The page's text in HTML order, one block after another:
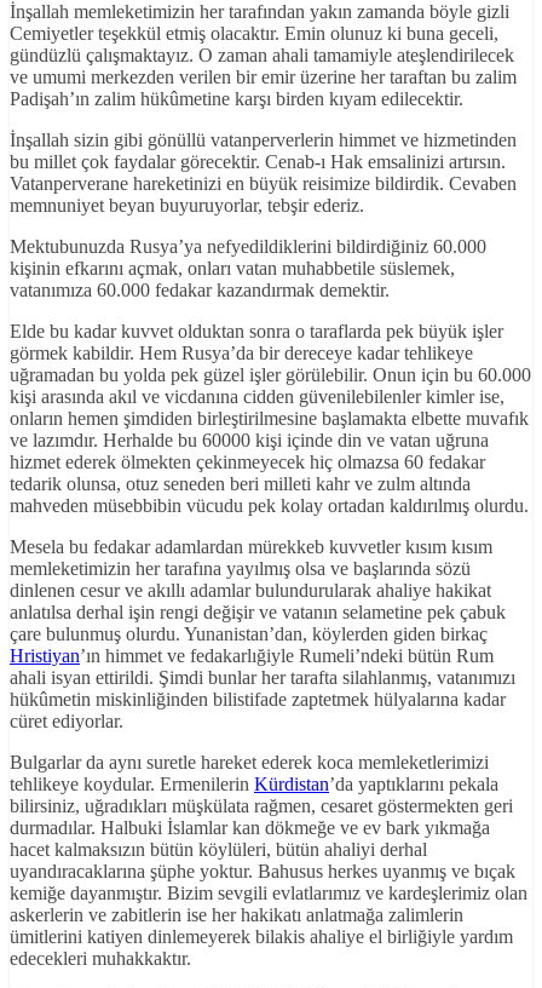
İnşallah memleketimizin her tarafından yakın zamanda böyle gizli
Cemiyetler teşekkül etmiş olacaktır. Emin olunuz ki buna geceli,
gündüzlü çalışmaktayız. O zaman ahali tamamiyle ateşlendirilecek
ve umumi merkezden verilen bir emir üzerine her taraftan bu zalim
Padişah’ın zalim hükûmetine karşı birden kıyam edilecektir.
İnşallah sizin gibi gönüllü vatanperverlerin himmet ve hizmetinden
bu millet çok faydalar görecektir. Cenab-ı Hak emsalinizi artırsın.
Vatanperverane hareketinizi en büyük reisimize bildirdik. Cevaben
memnuniyet beyan buyuruyorlar, tebşir ederiz.
Mektubunuzda Rusya’ya nefyedildiklerini bildirdiğiniz 60.000
kişinin efkarını açmak, onları vatan muhabbetile süslemek,
vatanımıza 60.000 fedakar kazandırmak demektir.
Elde bu kadar kuvvet olduktan sonra o taraflarda pek büyük işler
görmek kabildir. Hem Rusya’da bir dereceye kadar tehlikeye
uğramadan bu yolda pek güzel işler görülebilir. Onun için bu 60.000
kişi arasında akıl ve vicdanına cidden güvenilebilenler kimler ise,
onların hemen şimdiden birleştirilmesine başlamakta elbette muvafık
ve lazımdır. Herhalde bu 60000 kişi içinde din ve vatan uğruna
hizmet ederek ölmekten çekinmeyecek hiç olmazsa 60 fedakar
tedarik olunsa, otuz seneden beri milleti kahr ve zulm altında
mahveden müsebbibin vücudu pek kolay ortadan kaldırılmış olurdu.
Mesela bu fedakar adamlardan mürekkeb kuvvetler kısım kısım
memleketimizin her tarafına yayılmış olsa ve başlarında sözü
dinlenen cesur ve akıllı adamlar bulundurularak ahaliye hakikat
anlatılsa derhal işin rengi değişir ve vatanın selametine pek çabuk
çare bulunmuş olurdu. Yunanistan’dan, köylerden giden birkaç
Hristiyan’ın himmet ve fedakarlığiyle Rumeli’ndeki bütün Rum
ahali isyan ettirildi. Şimdi bunlar her tarafta silahlanmış, vatanımızı
hükûmetin miskinliğinden bilistifade zaptetmek hülyalarına kadar
cüret ediyorlar.
Bulgarlar da aynı suretle hareket ederek koca memleketlerimizi
tehlikeye koydular. Ermenilerin Kürdistan’da yaptıklarını pekala
bilirsiniz, uğradıkları müşkülata rağmen, cesaret göstermekten geri
durmadılar. Halbuki İslamlar kan dökmeğe ve ev bark yıkmağa
hacet kalmaksızın bütün köylüleri, bütün ahaliyi derhal
uyandıracaklarına şüphe yoktur. Bahusus herkes uyanmış ve bıçak
kemiğe dayanmıştır. Bizim sevgili evlatlarımız ve kardeşlerimiz olan
askerlerin ve zabitlerin ise her hakikatı anlatmağa zalimlerin
ümitlerini katiyen dinlemeyerek bilakis ahaliye el birliğiyle yardım
edecekleri muhakkaktır.